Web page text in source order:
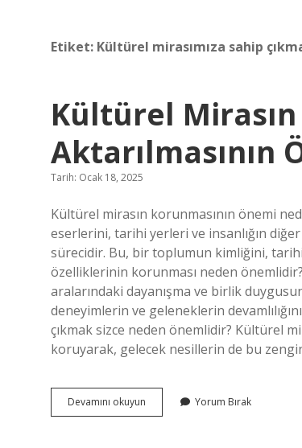
Etiket: Kültürel mirasımıza sahip
Kültürel Mirasın
Aktarılmasının
Tarih: Ocak 18, 2025
Kültürel mirasın korunmasının önemi
eserlerini, tarihi yerleri ve insanlığın
sürecidir. Bu, bir toplumun kimliğini,
özelliklerinin korunması neden
aralarındaki dayanışma ve birlik
deneyimlerin ve geleneklerin
çıkmak sizce neden önemlidir? Kültürel
koruyarak, gelecek nesillerin de bu
Devamını okuyun
Mirasın
Yorum Bırak